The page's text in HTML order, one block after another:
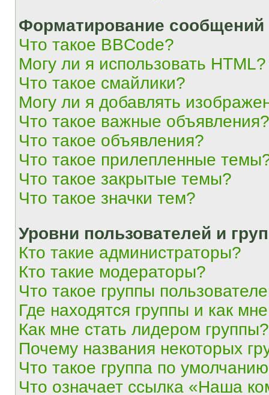
Форматирование
Что такое BBCode?
Могу ли я использовать HTML?
Что такое смайлики?
Могу ли я добавлять
Что такое важные объявления?
Что такое объявления?
Что такое прилепленные
Что такое закрытые темы?
Что такое значки тем?
Уровни пользователей и
Кто такие администраторы?
Кто такие модераторы?
Что такое группы
Где находятся группы и как
Как мне стать лидером группы?
Почему названия некоторых
Что такое группа по
Что означает ссылка «Наша